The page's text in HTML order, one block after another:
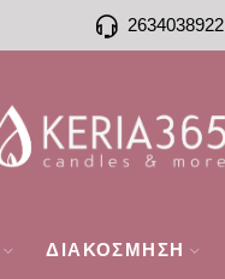
2634038922
ΔΙΑΚΟΣΜΗΣΗ